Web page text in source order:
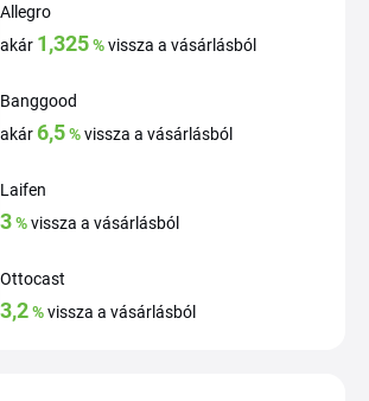
Allegro
akár 1,325%vissza a vásárlásból
Banggood
akár 6,5%vissza a vásárlásból
Laifen
3%vissza a vásárlásból
Ottocast
3,2%vissza a vásárlásból